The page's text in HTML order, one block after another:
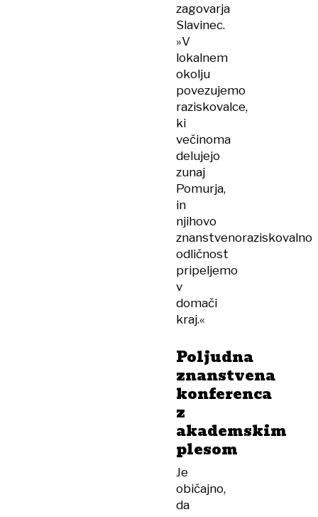
zagovarja
Slavinec.
»V
lokalnem
okolju
povezujemo
raziskovalce,
ki
večinoma
delujejo
zunaj
Pomurja,
in
njihovo
znanstvenoraziskovalno
odličnost
pripeljemo
v
domači
kraj.«
Poljudna
znanstvena
konferenca
z
akademskim
plesom
Je
običajno,
da